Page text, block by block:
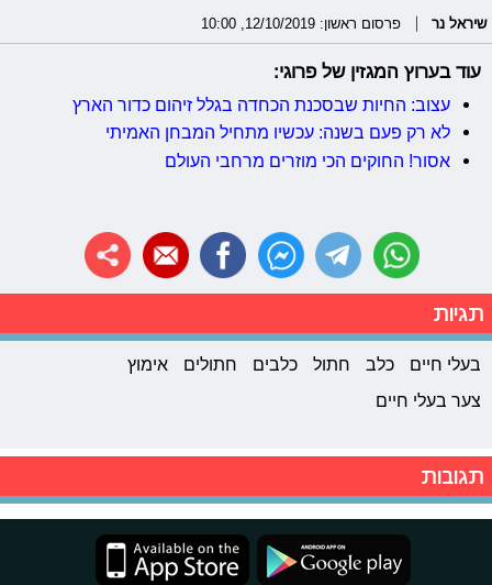
שיראל נר פרסום ראשון: 12/10/2019, 10:00
עוד בערוץ המגזין של פרוגי:
עצוב: החיות שבסכנת הכחדה בגלל זיהום כדור הארץ
לא רק פעם בשנה: עכשיו מתחיל המבחן האמיתי
אסור! החוקים הכי מוזרים מרחבי העולם
תגיות
בעלי חיים כלב חתול כלבים חתולים
אימוץ
צער בעלי חיים
תגובות